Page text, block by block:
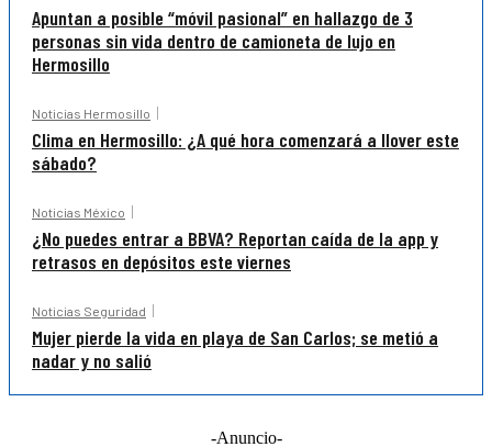
Apuntan a posible “móvil pasional” en hallazgo de 3
personas sin vida dentro de camioneta de lujo en
Hermosillo
Noticias Hermosillo
Clima en Hermosillo: ¿A qué hora comenzará a llover este
sábado?
Noticias México
¿No puedes entrar a BBVA? Reportan caída de la app y
retrasos en depósitos este viernes
Noticias Seguridad
Mujer pierde la vida en playa de San Carlos; se metió a
nadar y no salió
-Anuncio-